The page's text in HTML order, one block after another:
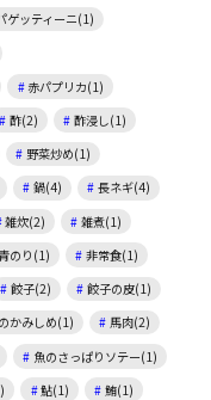
ゲッティーニ(1)
赤パプリカ(1)
酢(2)
酢浸し(1)
野菜炒め(1)
鍋(4)
長ネギ(4)
雑炊(2)
雑煮(1)
青のり(1)
非常食(1)
餃子(2)
餃子の皮(1)
かみしめ(1)
馬肉(2)
魚のさっぱりソテー(1)
鮎(1)
鮪(1)